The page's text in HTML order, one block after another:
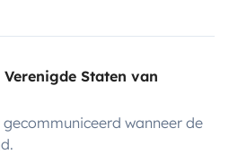
Verenigde Staten van
wanneer de